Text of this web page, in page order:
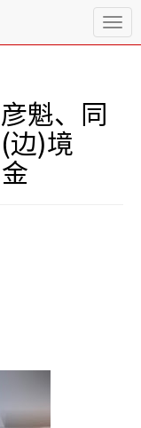
T
o
魁、同
)境